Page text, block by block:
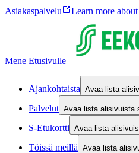
Asiakaspalvelu Learn more
Mene Etusivulle
Ajankohtaista Avaa lista
Palvelut Avaa lista alisivuista
S-Etukortti Avaa lista
Töissä meillä Avaa lista